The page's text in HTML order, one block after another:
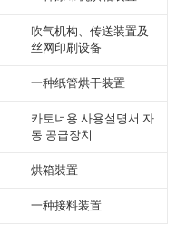
吹气机构、传送装置及
丝网印刷设备
一种纸管烘干装置
카토너용 사용설명서 자
동 공급장치
烘箱裝置
一种接料装置